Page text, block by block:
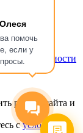
помочь
если у
расчет):
работу сайта и
сусловиями